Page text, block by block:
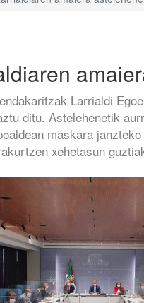
Larrialdi
ditu. Astelehenetik
maskara
xehetasun